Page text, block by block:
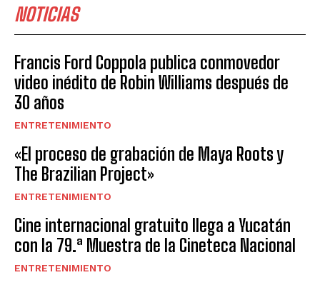
NOTICIAS
Francis Ford Coppola publica conmovedor
video inédito de Robin Williams después de
30 años
ENTRETENIMIENTO
«El proceso de grabación de Maya Roots y
The Brazilian Project»
ENTRETENIMIENTO
Cine internacional gratuito llega a Yucatán
con la 79.ª Muestra de la Cineteca Nacional
ENTRETENIMIENTO